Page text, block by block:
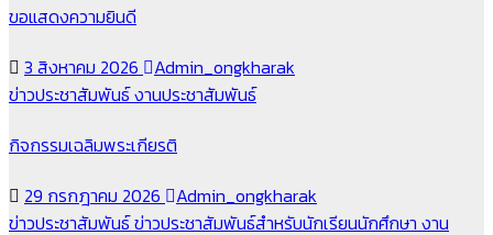
ขอแสดงความยินดี
3 สิงหาคม 2026
Admin_ongkharak
ข่าวประชาสัมพันธ์งานประชาสัมพันธ์
กิจกรรมเฉลิมพระเกียรติ
29 กรกฎาคม 2026
Admin_ongkharak
ข่าวประชาสัมพันธ์ข่าวประชาสัมพันธ์สำหรับนักเรียนนักศึกษา งาน